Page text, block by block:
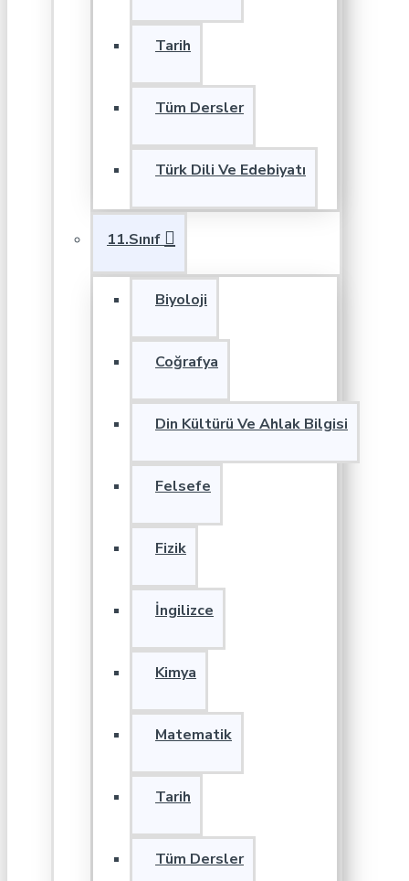
Tarih
Tüm Dersler
Türk Dili Ve Edebiyatı
11.Sınıf
Biyoloji
Coğrafya
Din Kültürü Ve Ahlak Bilgisi
Felsefe
Fizik
İngilizce
Kimya
Matematik
Tarih
Tüm Dersler